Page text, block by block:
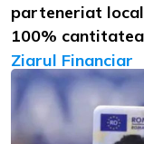
parteneriat
100%
Ziarul Financiar